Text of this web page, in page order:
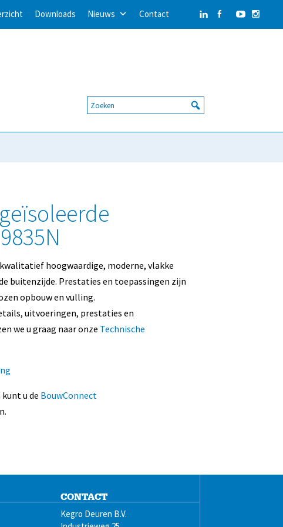
Downloads Nieuws Contact
kwalitatief hoogwaardige, moderne, vlakke
buitenzijde. Prestaties en toepassingen zijn
opbouw en vulling.
uitvoeringen, prestaties en
we u graag naar onze Technische
u de BouwConnect
CONTACT
Kegro Deuren B.V.